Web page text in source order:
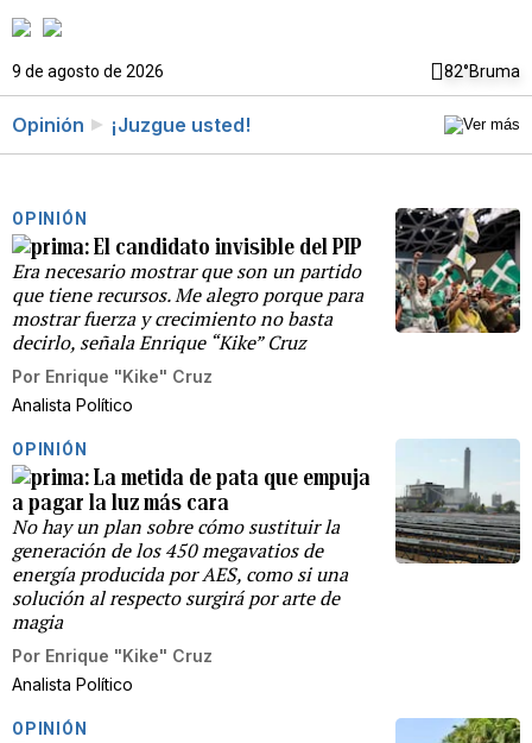
9 de agosto de 2026 82°Bruma
Opinión ¡Juzgue usted!
OPINIÓN
El candidato invisible del PIP
Era necesario mostrar que son un partido
que tiene recursos. Me alegro porque para
mostrar fuerza y crecimiento no basta
decirlo, señala Enrique “Kike” Cruz
Por Enrique "Kike" Cruz
Analista Político
OPINIÓN
La metida de pata que empuja
a pagar la luz más cara
No hay un plan sobre cómo sustituir la
generación de los 450 megavatios de
energía producida por AES, como si una
solución al respecto surgirá por arte de
magia
Por Enrique "Kike" Cruz
Analista Político
OPINIÓN